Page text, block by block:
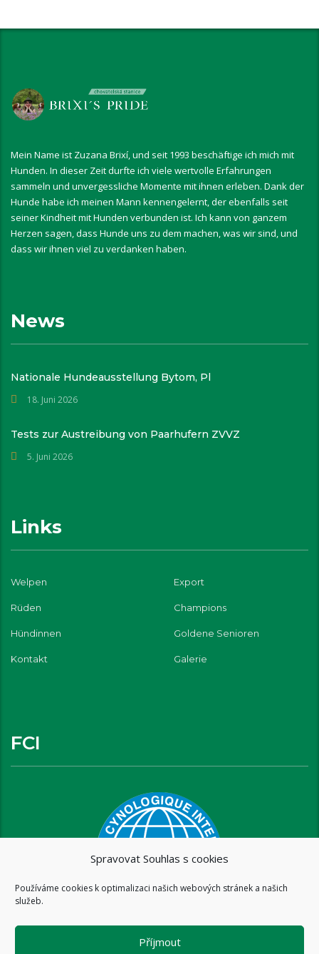
Spravovat Souhlas s cookies
Používáme cookies k optimalizaci našich webových stránek a našich
služeb.
Příjmout
Mein Name ist Zuzana Brixí, und seit 1993 beschäftige ich mich mit
Hunden. In dieser Zeit durfte ich viele wertvolle Erfahrungen
sammeln und unvergessliche Momente mit ihnen erleben. Dank der
Hunde habe ich meinen Mann kennengelernt, der ebenfalls seit
seiner Kindheit mit Hunden verbunden ist. Ich kann von ganzem
Herzen sagen, dass Hunde uns zu dem machen, was wir sind, und
dass wir ihnen viel zu verdanken haben.
News
Nationale Hundeausstellung Bytom, Pl
18. Juni 2026
Tests zur Austreibung von Paarhufern ZVVZ
5. Juni 2026
Links
Welpen Export
Rüden Champions
Hündinnen Goldene Senioren
Kontakt Galerie
FCI